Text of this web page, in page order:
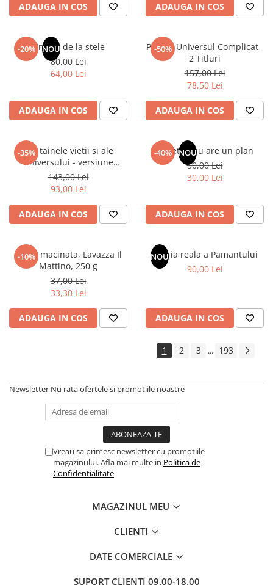
Birotica & Papetarie
Articole Birotica
Accesorii Arhivare
Instrumente de scris
Seturi birotica
Articole scolare
Caiete si Carnetele scolare
Coperti, Mape, Etichete
Ghiozdane si Penare scolare
Instrumente si Truse Geometrie
Seturi scolare
Calculator
Consumabile & Accesorii
Cadouri
Literatura Romana
Literatura Universala
Carte Prescolara, Joc
Carti cartonate
ADAUGA IN COS ADAUGA IN COS
-20% NOU
Un dar de la stele
80,00 Lei
64,00 Lei
ADAUGA IN COS
-50%
Pachet Universul Complicat -
2 Titluri
157,00 Lei
78,50 Lei
ADAUGA IN COS
-35%
Din tainele vietii si ale
Universului - versiune
originala din 1939. Volumele I-
III.
143,00 Lei
93,00 Lei
ADAUGA IN COS
-40% NOU
Sufletul tau are un plan
50,00 Lei
30,00 Lei
ADAUGA IN COS
-10%
Cafea macinata, Lavazza Il
Mattino, 250 g
37,00 Lei
33,30 Lei
ADAUGA IN COS
NOU
Istoria reala a Pamantului
90,00 Lei
ADAUGA IN COS
1 2 3 ... 193
Newsletter Nu rata ofertele si promotiile noastre
Vreau sa primesc newsletter cu promotiile
magazinului. Afla mai multe in Politica de
Confidentialitate
MAGAZINUL MEU
CLIENTI
DATE COMERCIALE
SUPORT CLIENTI 09.00-18.00